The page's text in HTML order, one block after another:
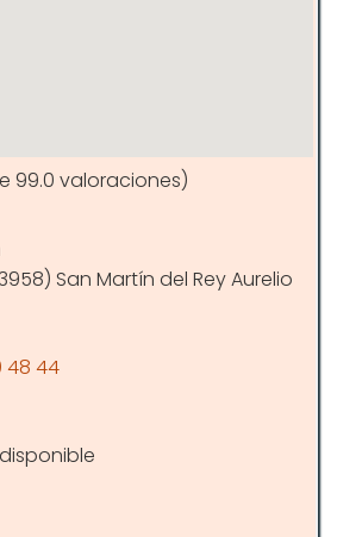
99.0 valoraciones)
San Martín del Rey Aurelio
48 44